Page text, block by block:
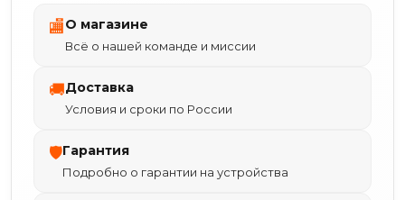
🏬О магазине
Всё о нашей команде и миссии
🚚Доставка
Условия и сроки по России
🛡Гарантия
Подробно о гарантии на устройства